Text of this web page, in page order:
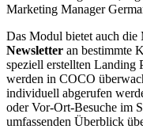
Marketing Manager
Das Modul bietet auch die
Newsletter an bestimmte
speziell erstellten Landing
werden in COCO
individuell abgerufen
oder Vor-Ort-Besuche im
umfassenden Überblick